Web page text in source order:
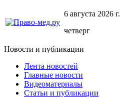
6 августа 2026 г.
четверг
Новости и публикации
Лента новостей
Главные новости
Видеоматериалы
Статьи и публикации